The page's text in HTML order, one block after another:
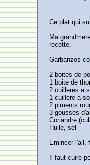
Ce plat qui
Ma
recette.
Garbanzos
2 boites de
1 boite de
2 cuilleres a
1 cuillere a
2 piments
3 gousses d'ail
Coriandre
Huile, sel
Emincer l'ail,
Il faut cuire